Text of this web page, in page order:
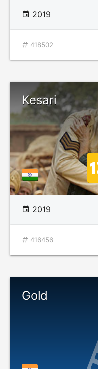
2019
418502
Kesari
2019
416456
Gold